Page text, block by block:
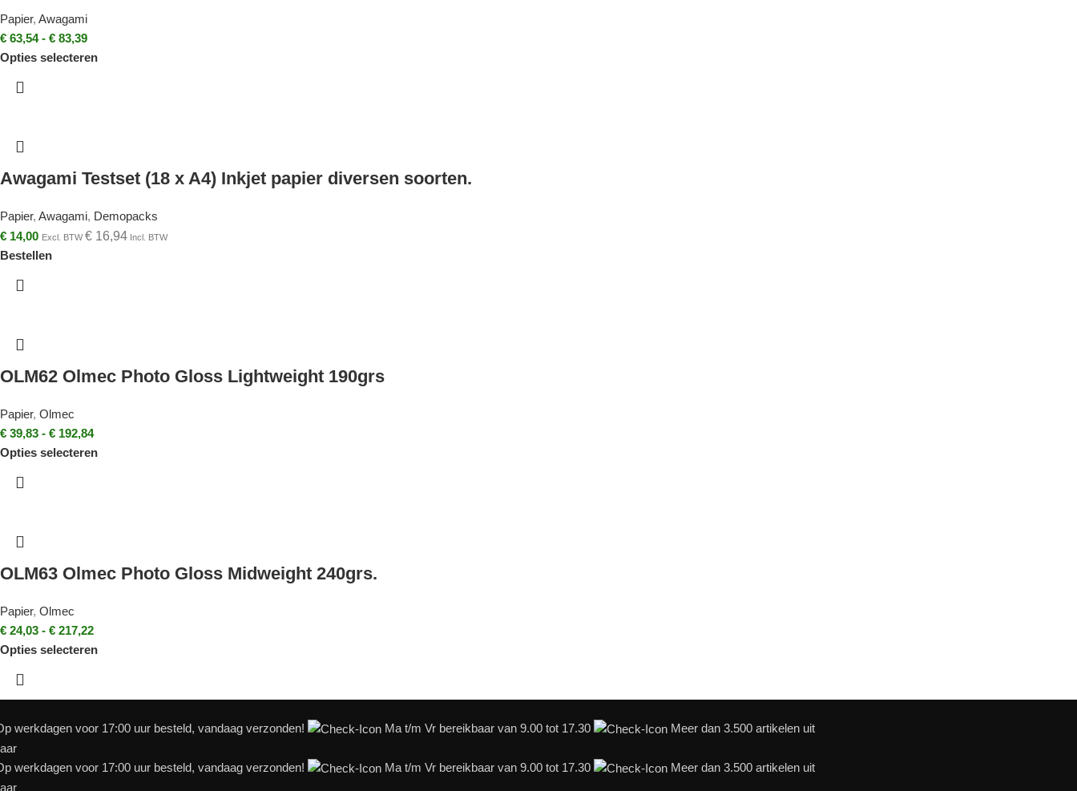
Papier, Awagami
€ 63,54 - € 83,39
Opties selecteren
Awagami Testset (18 x A4) Inkjet papier diversen soorten.
Papier, Awagami, Demopacks
€ 14,00 Excl. BTW€ 16,94 Incl. BTW
Bestellen
OLM62 Olmec Photo Gloss Lightweight 190grs
Papier, Olmec
€ 39,83 - € 192,84
Opties selecteren
OLM63 Olmec Photo Gloss Midweight 240grs.
Papier, Olmec
€ 24,03 - € 217,22
Opties selecteren
werkdagen voor 17:00 uur besteld, vandaag verzonden! Ma t/m Vr bereikbaar van 9.00 tot 17.30
Meer dan 3.500 artikelen uit
werkdagen voor 17:00 uur besteld, vandaag verzonden!
Ma t/m Vr bereikbaar van 9.00 tot 17.30
Meer dan 3.500 artikelen uit